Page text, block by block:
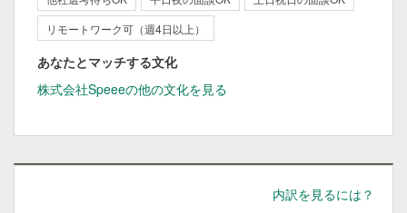
リモートワーク可（週4日以上）
あなたとマッチする文化
株式会社Speeeの他の文化を見る
内訳を見るには？